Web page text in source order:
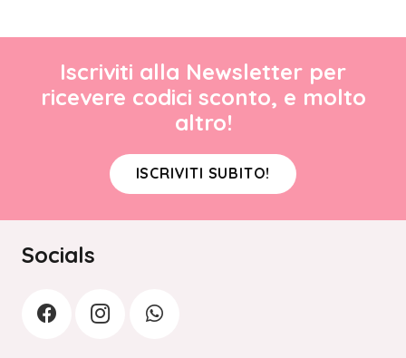
Iscriviti alla Newsletter per
ricevere codici sconto, e molto
altro!
ISCRIVITI SUBITO!
Socials